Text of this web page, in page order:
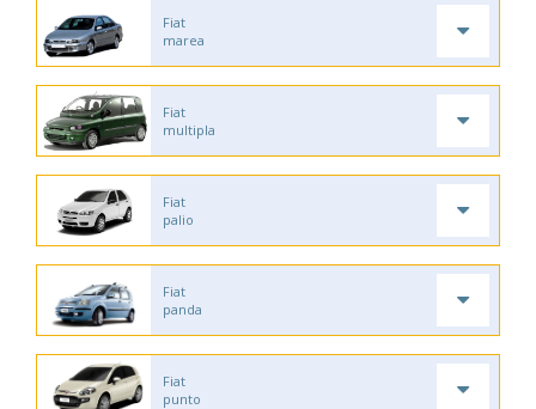
Fiat
marea
Fiat
multipla
Fiat
palio
Fiat
panda
Fiat
punto